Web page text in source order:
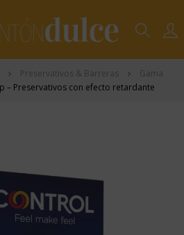
Preservativos & Barreras
Gama
– Preservativos con efecto retardante